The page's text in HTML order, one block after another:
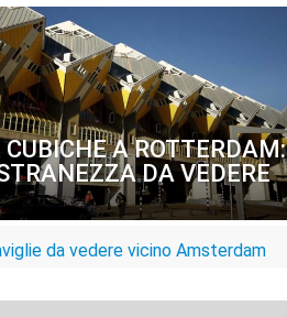
CUBICHE A ROTTERDAM:
DA VEDERE
da vedere vicino Amsterdam